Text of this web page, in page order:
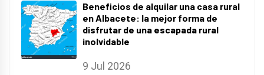
Beneficios de alquilar una casa rural
en Albacete: la mejor forma de
disfrutar de una escapada rural
inolvidable
9 Jul 2026